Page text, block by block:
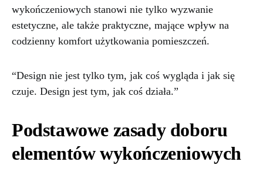
wykończeniowych stanowi nie tylko wyzwanie
estetyczne, ale także praktyczne, mające wpływ na
codzienny komfort użytkowania pomieszczeń.
“Design nie jest tylko tym, jak coś wygląda i jak się
czuje. Design jest tym, jak coś działa.”
Podstawowe zasady doboru
elementów wykończeniowych